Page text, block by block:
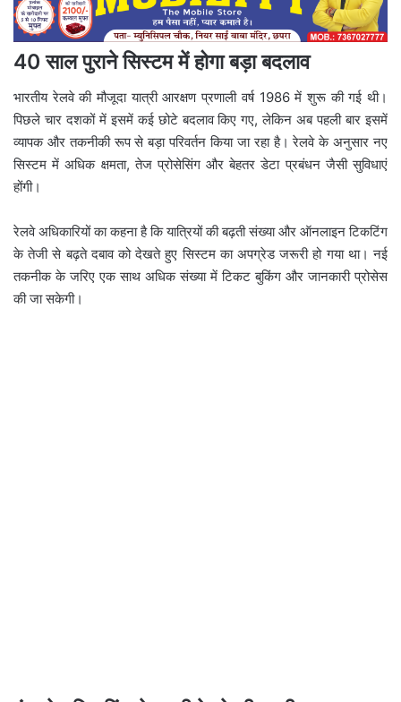
40 साल पुराने सिस्टम में होगा बड़ा बदलाव
भारतीय रेलवे की मौजूदा यात्री आरक्षण प्रणाली वर्ष 1986 में शुरू की गई थी।
पिछले चार दशकों में इसमें कई छोटे बदलाव किए गए, लेकिन अब पहली बार इसमें
व्यापक और तकनीकी रूप से बड़ा परिवर्तन किया जा रहा है। रेलवे के अनुसार नए
सिस्टम में अधिक क्षमता, तेज प्रोसेसिंग और बेहतर डेटा प्रबंधन जैसी सुविधाएं
होंगी।
रेलवे अधिकारियों का कहना है कि यात्रियों की बढ़ती संख्या और ऑनलाइन टिकटिंग
के तेजी से बढ़ते दबाव को देखते हुए सिस्टम का अपग्रेड जरूरी हो गया था। नई
तकनीक के जरिए एक साथ अधिक संख्या में टिकट बुकिंग और जानकारी प्रोसेस
की जा सकेगी।